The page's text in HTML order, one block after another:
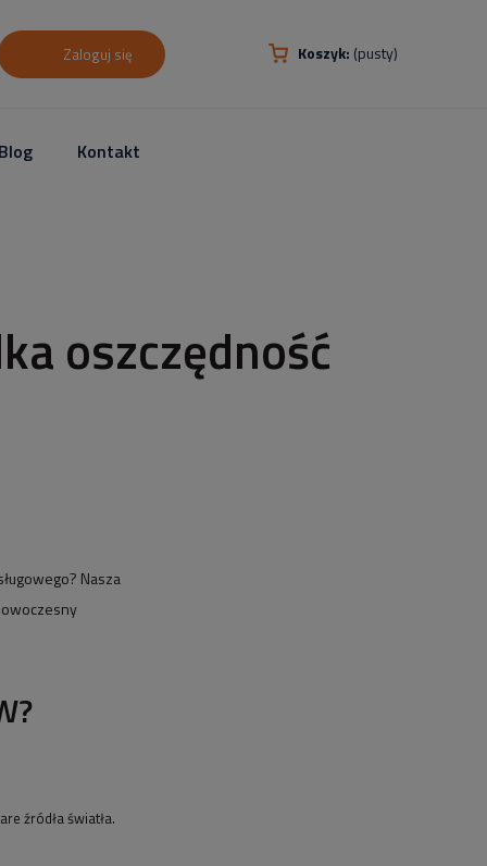
Koszyk: (pusty)
Zaloguj się
Blog Kontakt
oszczędność
Nasza
źródła światła.